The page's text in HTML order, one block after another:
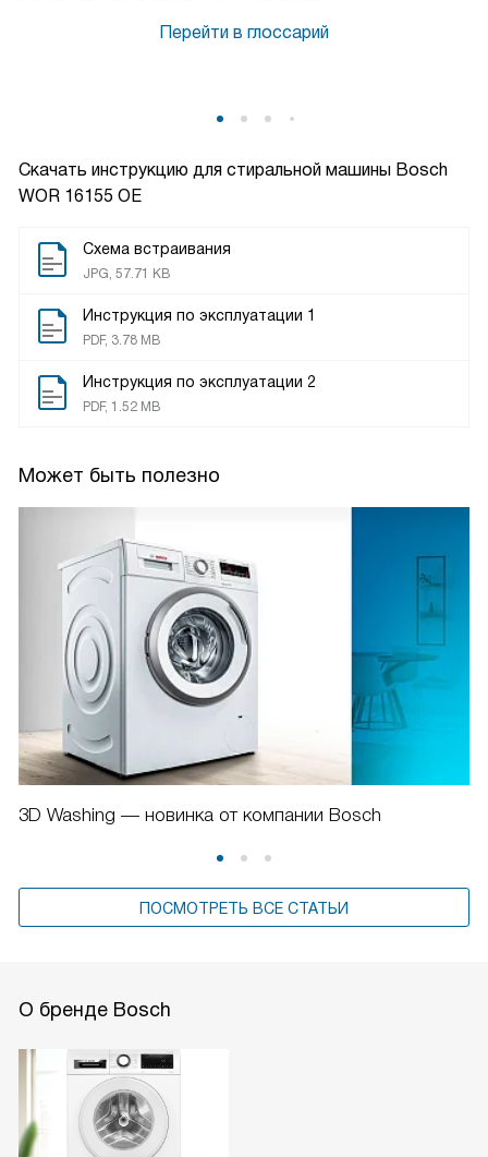
Скачать инструкцию для стиральной машины Bosch
WOR 16155 OE
Схема встраивания
JPG, 57.71 KB
Инструкция по эксплуатации 1
PDF, 3.78 MB
Инструкция по эксплуатации 2
PDF, 1.52 MB
Может быть полезно
3D Washing — новинка от компании Bosch
ПОСМОТРЕТЬ ВСЕ СТАТЬИ
Перейти в глоссарий
О бренде Bosch